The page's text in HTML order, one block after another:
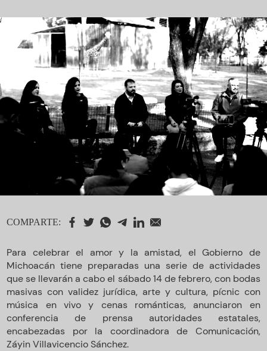
COMPARTE:
Para celebrar el amor y la amistad, el Gobierno de
Michoacán tiene preparadas una serie de actividades
que se llevarán a cabo el sábado 14 de febrero, con bodas
masivas con validez jurídica, arte y cultura, pícnic con
música en vivo y cenas románticas, anunciaron en
conferencia de prensa autoridades estatales,
encabezadas por la coordinadora de Comunicación,
Záyin Villavicencio Sánchez.